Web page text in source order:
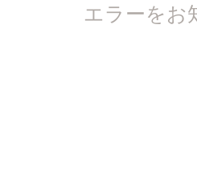
エラーをお